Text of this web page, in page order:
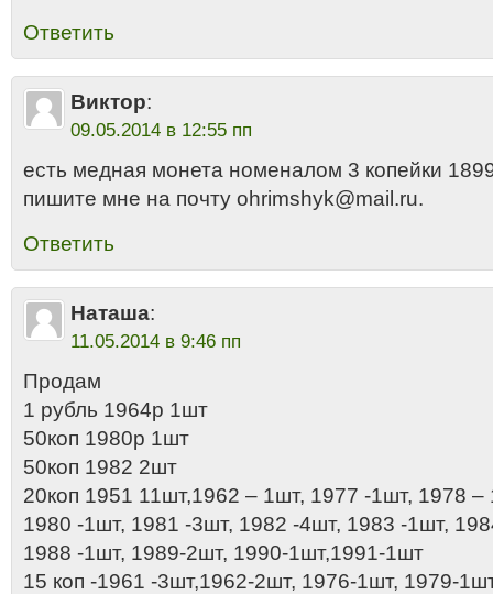
Ответить
Виктор:
09.05.2014 в 12:55 пп
есть медная монета номеналом 3 копейки
пишите мне на почту ohrimshyk@mail.ru.
Ответить
Наташа:
11.05.2014 в 9:46 пп
Продам
1 рубль 1964р 1шт
50коп 1980р 1шт
50коп 1982 2шт
20коп 1951 11шт,1962 – 1шт, 1977 -1шт, 1978 –
1980 -1шт, 1981 -3шт, 1982 -4шт, 1983 -1шт,
1988 -1шт, 1989-2шт, 1990-1шт,1991-1шт
15 коп -1961 -3шт,1962-2шт, 1976-1шт, 1979-